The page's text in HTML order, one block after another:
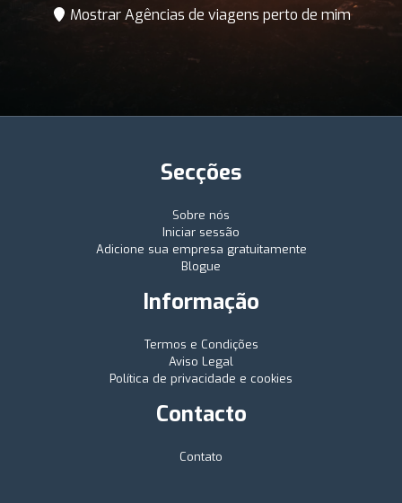
Mostrar Agências de viagens perto de mim
Secções
Sobre nós
Iniciar sessão
Adicione sua empresa gratuitamente
Blogue
Informação
Termos e Condições
Aviso Legal
Política de privacidade e cookies
Contacto
Contato